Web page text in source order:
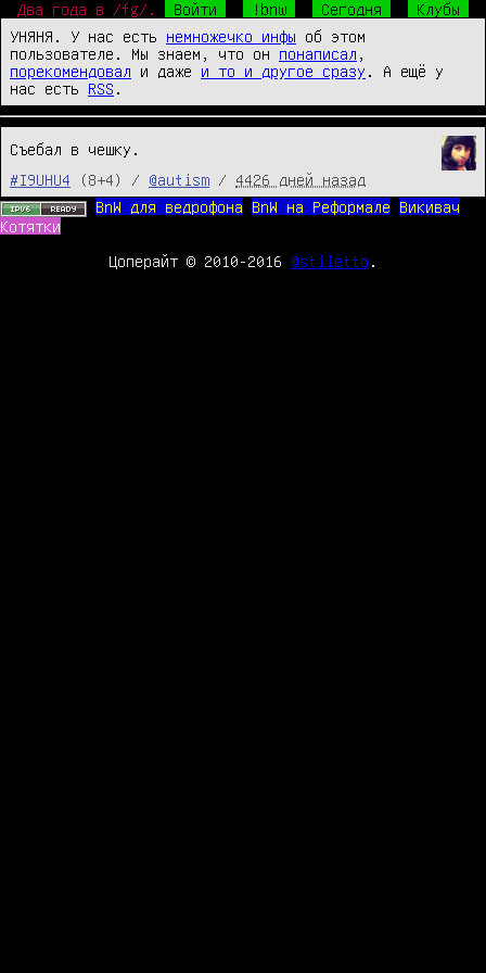
Два года в /fg/. Войти !bnw Сегодня
Клубы
УНЯНЯ. У нас есть немножечко инфы об этом
пользователе. Мы знаем, что он понаписал
порекомендовал и даже и то и другое сразу . А ещё у
нас есть RSS
Съебал в чешку.
#I9UHU4
(8+4) / @autism / 4426 дней назад
BnW для ведрофона
BnW на Реформале
Викивач
Котятки
Цоперайт © 2010-2016 @stiletto